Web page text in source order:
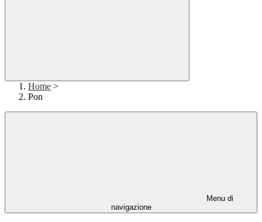
Home >
Pon
Menu di
navigazione